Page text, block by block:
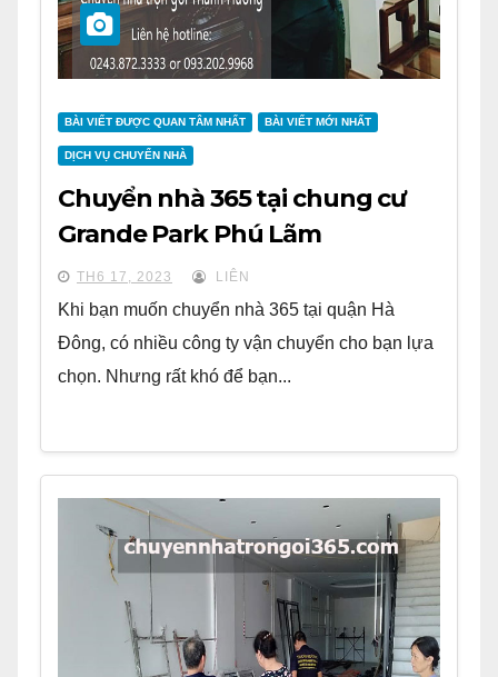
BÀI VIẾT ĐƯỢC QUAN TÂM NHẤT BÀI VIẾT MỚI NHẤT
DỊCH VỤ CHUYỂN NHÀ
Chuyển nhà 365 tại chung cư
Grande Park Phú Lãm
TH6 17, 2023 LIÊN
Khi bạn muốn chuyển nhà 365 tại quận Hà
Đông, có nhiều công ty vận chuyển cho bạn lựa
chọn. Nhưng rất khó để bạn...